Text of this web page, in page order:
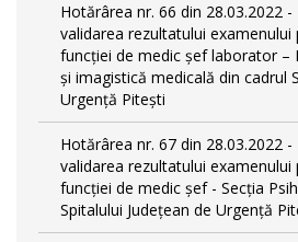
Hotărârea nr. 66 din 28.03.2022
validarea rezultatului examenului
funcției de medic șef laborator –
și imagistică medicală din cadrul
Urgență Pitești
Hotărârea nr. 67 din 28.03.2022
validarea rezultatului examenului
funcției de medic șef - Secția
Spitalului Județean de Urgență